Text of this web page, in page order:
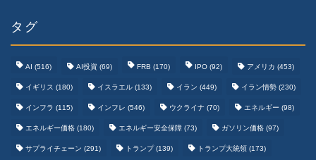
タグ
AI (516) AI投資 (69) FRB (170) IPO (92) アメリカ (453)
イギリス (180) イスラエル (133) イラン (449) イラン情勢 (230)
インフラ (115) インフレ (546) ウクライナ (70) エネルギー (98)
エネルギー価格 (180) エネルギー安全保障 (73) ガソリン価格 (97)
サプライチェーン (291) トランプ(139) トランプ大統領 (173)